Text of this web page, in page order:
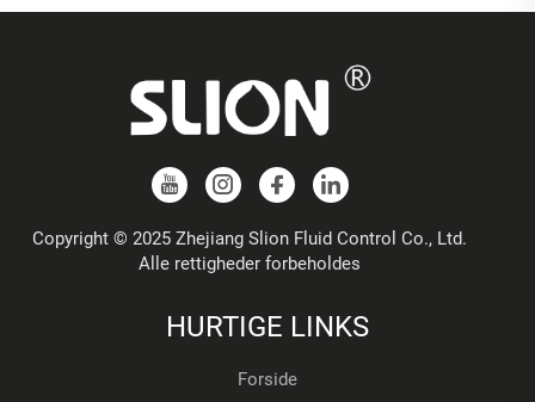
Copyright © 2025 Zhejiang Slion Fluid Control Co., Ltd.
Alle rettigheder forbeholdes
HURTIGE LINKS
Forside